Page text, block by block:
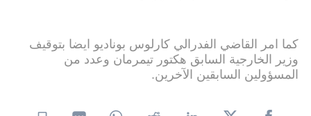
كما امر القاضي الفدرالي كارلوس بوناديو ايضا بتوقيف
وزير الخارجية السابق هكتور تيمرمان وعدد من
المسؤولين السابقين الآخرين.